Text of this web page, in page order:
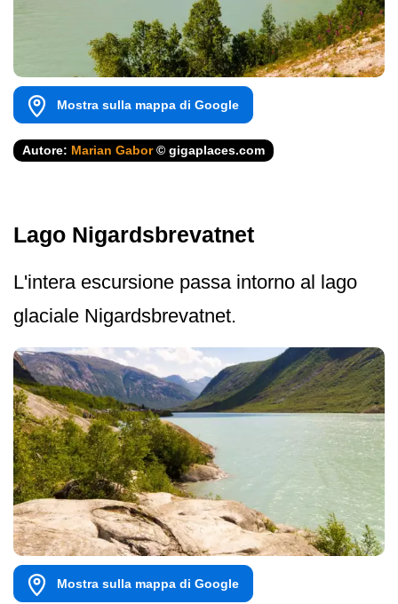
Mostra sulla mappa di Google
Autore: Marian Gabor© gigaplaces.com
Lago Nigardsbrevatnet
L'intera escursione passa intorno al lago
glaciale Nigardsbrevatnet.
Mostra sulla mappa di Google